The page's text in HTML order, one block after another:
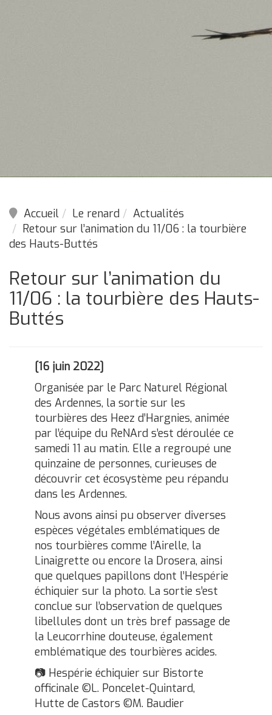
Accueil Le renard
Actualités
Retour sur l’animation du 11/06 : la tourbière
des Hauts-Buttés
Retour sur l’animation du
11/06 : la tourbière des Hauts-
Buttés
[16 juin 2022]
Organisée par le Parc Naturel Régional
des Ardennes, la sortie sur les
tourbières des Heez d’Hargnies, animée
par l’équipe du ReNArd s’est déroulée ce
samedi 11 au matin. Elle a regroupé une
quinzaine de personnes, curieuses de
découvrir cet écosystème peu répandu
dans les Ardennes.
Nous avons ainsi pu observer diverses
espèces végétales emblématiques de
nos tourbières comme l’Airelle, la
Linaigrette ou encore la Drosera, ainsi
que quelques papillons dont l’Hespérie
échiquier sur la photo. La sortie s’est
conclue sur l’observation de quelques
libellules dont un très bref passage de
la Leucorrhine douteuse, également
emblématique des tourbières acides.
📷 Hespérie échiquier sur Bistorte
officinale ©L. Poncelet-Quintard,
Hutte de Castors ©M. Baudier